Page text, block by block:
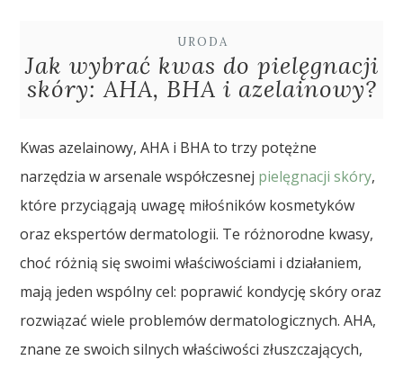
URODA
Jak wybrać kwas do pielęgnacji
skóry: AHA, BHA i azelainowy?
Kwas azelainowy, AHA i BHA to trzy potężne
narzędzia w arsenale współczesnej pielęgnacji skóry,
które przyciągają uwagę miłośników kosmetyków
oraz ekspertów dermatologii. Te różnorodne kwasy,
choć różnią się swoimi właściwościami i działaniem,
mają jeden wspólny cel: poprawić kondycję skóry oraz
rozwiązać wiele problemów dermatologicznych. AHA,
znane ze swoich silnych właściwości złuszczających,